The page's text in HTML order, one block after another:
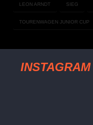
LEON ARNDT SIEG
TOURENWAGEN JUNIOR CUP
INSTAGRAM